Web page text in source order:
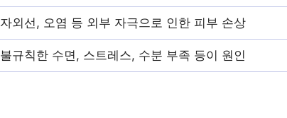
자외선, 오염 등 외부 자극으로 인한 피부 손상
불규칙한 수면, 스트레스, 수분 부족 등이 원인